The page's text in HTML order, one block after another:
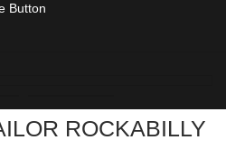
ROCKABILLY
Button